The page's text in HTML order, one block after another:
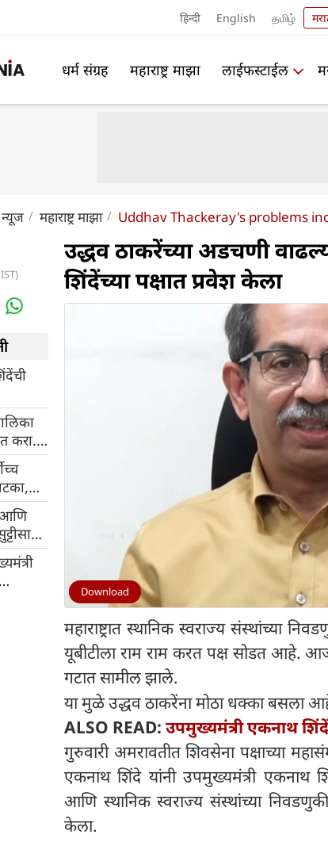
हिन्दी English தமிழ்
धर्म संग्रह महाराष्ट्र माझा लाईफस्टाईल
न्यूज महाराष्ट्र माझा Uddhav Thackeray's problems
करा...
उद्धव ठाकरेंच्या अडचणी
शिंदेंच्या पक्षात प्रवेश केला
Download
महाराष्ट्रात स्थानिक स्वराज्य संस्थांच्या
यूबीटीला राम राम करत पक्ष सोडत आहे.
गटात सामील झाले.
या मुळे उद्धव ठाकरेंना मोठा धक्का बसला
ALSO READ: उपमुख्यमंत्री एकनाथ
गुरुवारी अमरावतीत शिवसेना पक्षाच्या
एकनाथ शिंदे यांनी उपमुख्यमंत्री एकनाथ
आणि स्थानिक स्वराज्य संस्थांच्या
केला.